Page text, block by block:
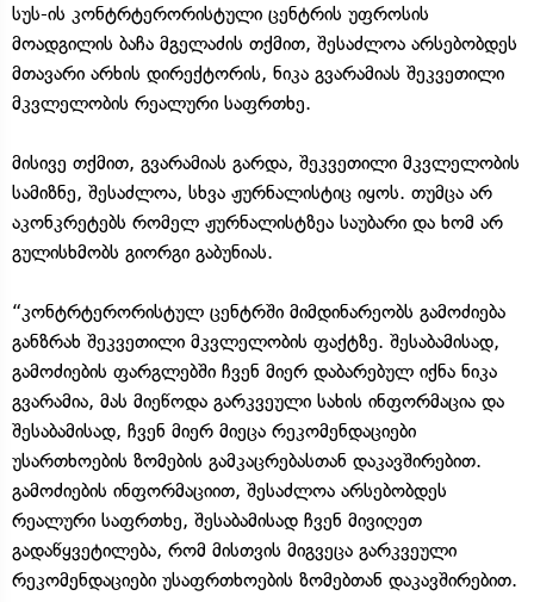
სუს-ის კონტრტერორისტული ცენტრის უფროსის
მოადგილის ბაჩა მგელაძის თქმით, შესაძლოა არსებობდეს
მთავარი არხის დირექტორის, ნიკა გვარამიას შეკვეთილი
მკვლელობის რეალური საფრთხე.
მისივე თქმით, გვარამიას გარდა, შეკვეთილი მკვლელობის
სამიზნე, შესაძლოა, სხვა ჟურნალისტიც იყოს. თუმცა არ
აკონკრეტებს რომელ ჟურნალისტზეა საუბარი და ხომ არ
გულისხმობს გიორგი გაბუნიას.
“კონტრტერორისტულ ცენტრში მიმდინარეობს გამოძიება
განზრახ შეკვეთილი მკვლელობის ფაქტზე. შესაბამისად,
გამოძიების ფარგლებში ჩვენ მიერ დაბარებულ იქნა ნიკა
გვარამია, მას მიეწოდა გარკვეული სახის ინფორმაცია და
შესაბამისად, ჩვენ მიერ მიეცა რეკომენდაციები
უსართხოების ზომების გამკაცრებასთან დაკავშირებით.
გამოძიების ინფორმაციით, შესაძლოა არსებობდეს
რეალური საფრთხე, შესაბამისად ჩვენ მივიღეთ
გადაწყვეტილება, რომ მისთვის მიგვეცა გარკვეული
რეკომენდაციები უსაფრთხოების ზომებთან დაკავშირებით.